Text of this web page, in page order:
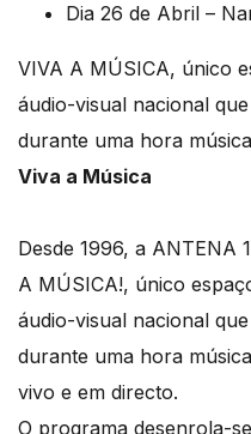
Dia 26 de Abril –
VIVA A MÚSICA, único
áudio-visual nacional
durante uma hora
Viva a Música
Desde 1996, a ANTENA
A MÚSICA!, único
áudio-visual nacional
durante uma hora
vivo e em directo.
O programa desenrola-